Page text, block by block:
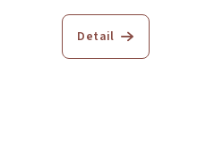
hodnotenie
produktu
Detail